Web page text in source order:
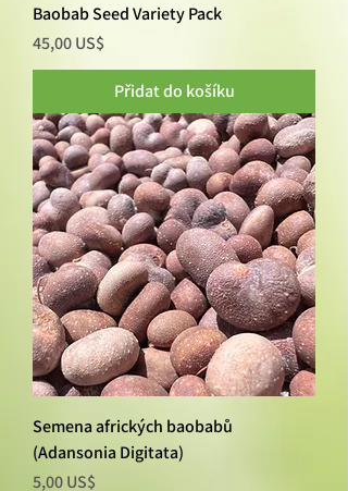
Baobab Seed Variety Pack
Cena
45,00 US$
Přidat do košíku
Semena afrických baobabů
(Adansonia Digitata)
Cena
5,00 US$